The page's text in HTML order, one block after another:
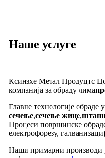
Наше услуге
Ксинзхе Метал Продуцтс
компанија за обраду лима
Главне технологије обраде
сечење,сечење жице,
Процеси површинске
електрофорезу,
Наши примарни производи